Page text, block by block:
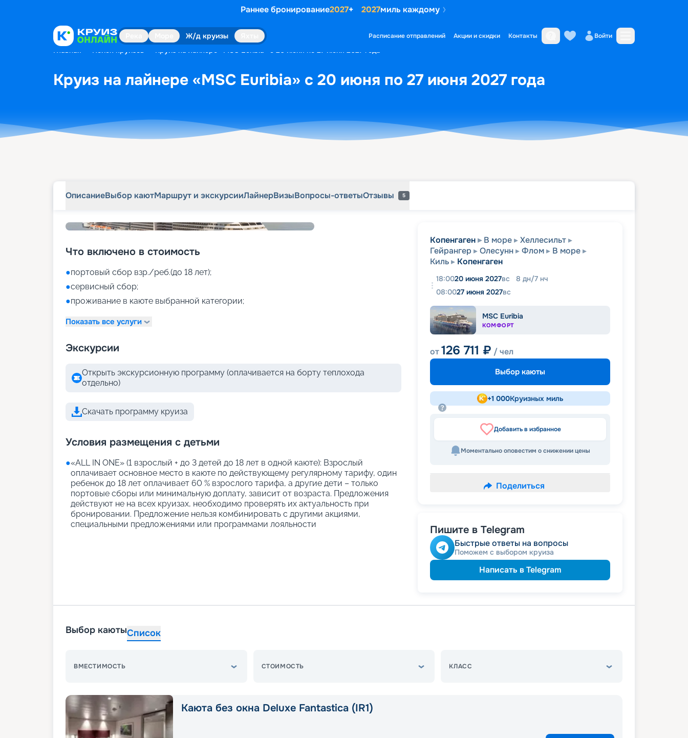
Раннее бронирование2027+ 2027миль каждому
Ж/д круизы Расписание отправлений Акции и скидки Контакты Войти
Главная Поиск круизов Круиз на лайнере «MSC Euribia» с 20 июня по 27 июня 2027 года
Круиз на лайнере «MSC Euribia» с 20 июня по 27 июня 2027 года
ОписаниеВыбор каютМаршрут и экскурсииЛайнерВизыВопросы-ответыОтзывы 5
Что включено в стоимость
●портовый сбор взр./реб.(до 18 лет);
●сервисный сбор;
●проживание в каюте выбранной категории;
Показать все услуги
Экскурсии
Открыть экскурсионную программу (оплачивается на борту теплохода
отдельно)
Скачать программу круиза
Условия размещения с детьми
●«АLL IN ONE» (1 взрослый + до 3 детей до 18 лет в одной каюте): Взрослый
оплачивает основное место в каюте по действующему регулярному тарифу, один
ребенок до 18 лет оплачивает 60 % взрослого тарифа, а другие дети – только
портовые сборы или минимальную доплату, зависит от возраста. Предложения
действуют не на всех круизах, необходимо проверять их актуальность при
бронировании. Предложение нельзя комбинировать с другими акциями,
специальными предложениями или программами лояльности
Копенгаген В море
Хеллесильт
Гейрангер
Олесунн Флом
В море
Киль
Копенгаген
18:0020 июня 2027вс 8 дн/7 нч
08:0027 июня 2027вс
MSC Euribia
КОМФОРТ
от126 711 ₽ / чел
Выбор каюты
+1 000Круизных миль
Добавить в избранное
Моментально оповестим о снижении цены
Поделиться
Пишите в Telegram
Быстрые ответы на вопросы
Поможем с выбором круиза
Написать в Telegram
Выбор каютыСписок
ВМЕСТИМОСТЬ СТОИМОСТЬ КЛАСС
Каюта без окна Deluxe Fantastica (IR1)